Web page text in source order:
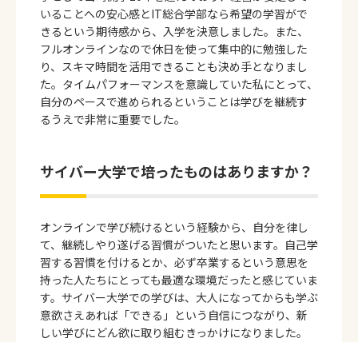
いることへの安心感とIT総合学部なら希望の学習がで
きるという期待感から、入学を決意しました。また、
フルオンラインなので休日を使って集中的に勉強した
り、スキマ時間を活用できることも決め手となりまし
た。タイムパフォーマンスを意識していた私にとって、
自分のペースで進められるということは学びを継続す
るうえで非常に重要でした。
サイバー大学で培ったものはありますか？
オンラインで学び続けるという経験から、自分を律し
て、継続しやり遂げる習慣がついたと思います。自己学
習する習慣を付けるとか、必ず卒業するという意思を
持った人たちにとっても最適な環境だったと感じていま
す。サイバー大学での学びは、大人になってからも学ぶ
意欲さえあれば「できる」という自信につながり、新
しい学びにどん欲に取り組むきっかけになりました。